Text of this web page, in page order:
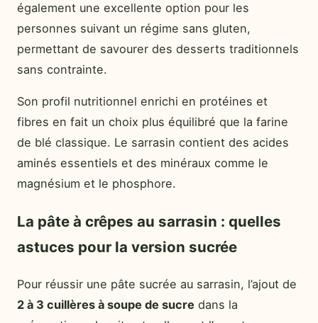
également une excellente option pour les
personnes suivant un régime sans gluten,
permettant de savourer des desserts traditionnels
sans contrainte.
Son profil nutritionnel enrichi en protéines et
fibres en fait un choix plus équilibré que la farine
de blé classique. Le sarrasin contient des acides
aminés essentiels et des minéraux comme le
magnésium et le phosphore.
La pâte à crêpes au sarrasin : quelles
astuces pour la version sucrée
Pour réussir une pâte sucrée au sarrasin, l’ajout de
2 à 3 cuillères à soupe de sucre dans la